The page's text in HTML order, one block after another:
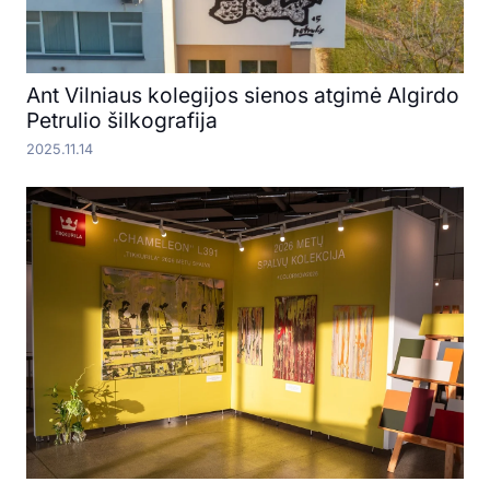
Ant Vilniaus kolegijos sienos atgimė Algirdo
Petrulio šilkografija
2025.11.14